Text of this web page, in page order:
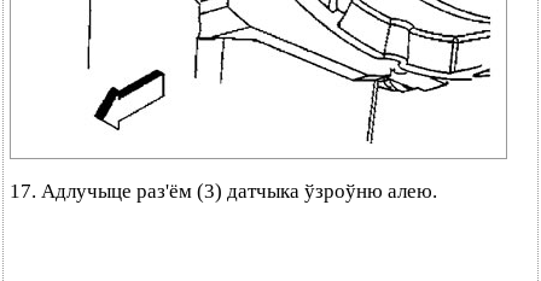
17. Адлучыце раз'ём (3) датчыка ўзроўню алею.